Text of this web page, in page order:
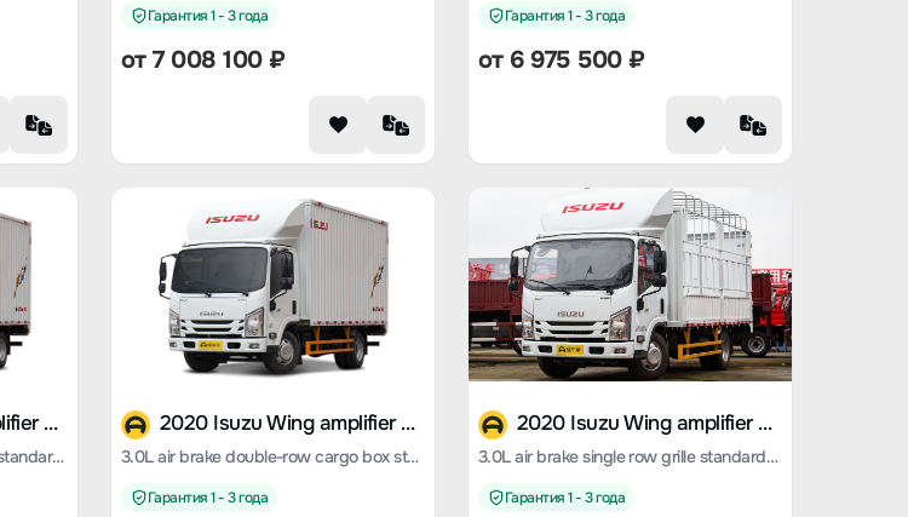
Гарантия 1 - 3 года
от 7 008 100 ₽
Гарантия 1 - 3 года
от 6 975 500 ₽
2020 Isuzu Wing amplifier ES5
3.0L air brake double-row grille standard version
2020 Isuzu Wing amplifier ES5
3.0L air brake double-row cargo box standard version
Гарантия 1 - 3 года
2020 Isuzu Wing amplifier ES5
3.0L air brake single row grille standard version
Гарантия 1 - 3 года